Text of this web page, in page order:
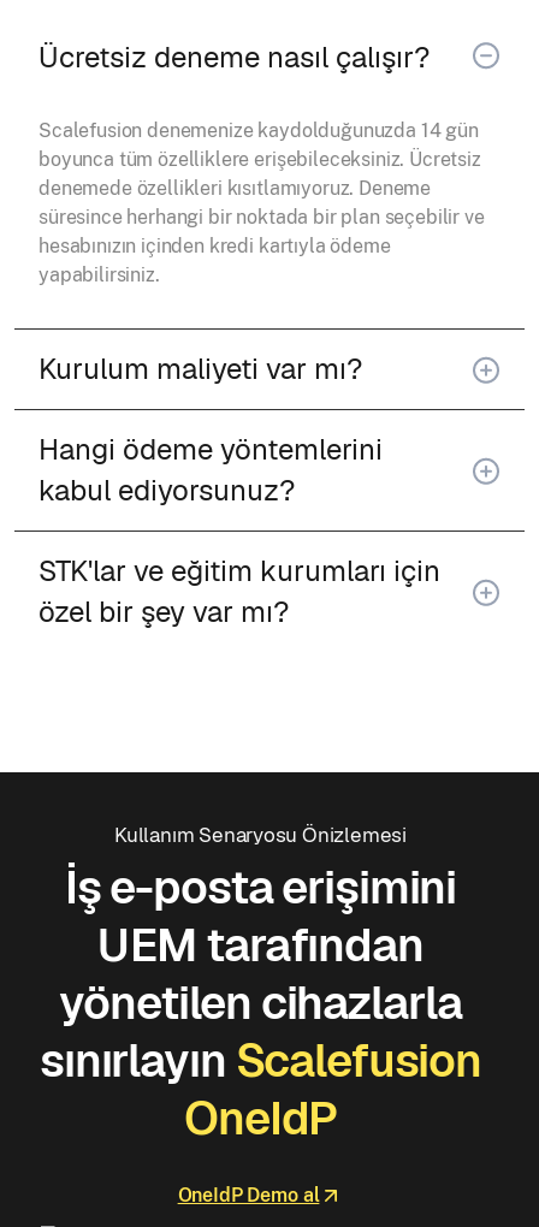
Ücretsiz deneme nasıl çalışır?
Scalefusion denemenize kaydolduğunuzda 14 gün
boyunca tüm özelliklere erişebileceksiniz. Ücretsiz
denemede özellikleri kısıtlamıyoruz. Deneme
süresince herhangi bir noktada bir plan seçebilir ve
hesabınızın içinden kredi kartıyla ödeme
yapabilirsiniz.
Kurulum maliyeti var mı?
Hangi ödeme yöntemlerini
kabul ediyorsunuz?
STK'lar ve eğitim kurumları için
özel bir şey var mı?
Kullanım Senaryosu Önizlemesi
İş e-posta erişimini
UEM tarafından
yönetilen cihazlarla
sınırlayın Scalefusion
OneIdP
OneIdP Demo al